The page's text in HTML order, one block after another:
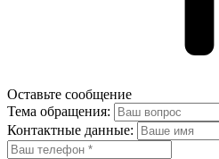
Оставьте сообщение
Тема обращения:
Контактные данные: